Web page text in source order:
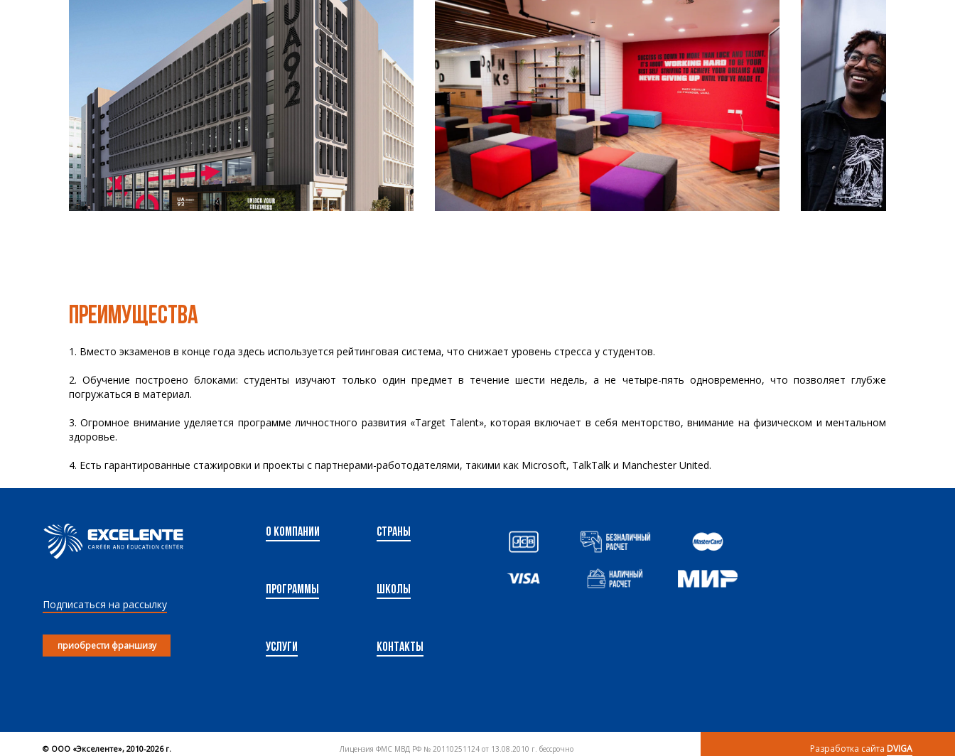
ПРЕИМУЩЕСТВА
1. Вместо экзаменов в конце года здесь используется рейтинговая система, что снижает уровень стресса у студентов.
2. Обучение построено блоками: студенты изучают только один предмет в течение шести недель, а не четыре-пять одновременно, что позволяет глубже
погружаться в материал.
3. Огромное внимание уделяется программе личностного развития «Target Talent», которая включает в себя менторство, внимание на физическом и ментальном
здоровье.
4. Есть гарантированные стажировки и проекты с партнерами-работодателями, такими как Microsoft, TalkTalk и Manchester United.
Подписаться на рассылку
приобрести франшизу
О компании
Программы
Услуги
Страны
Школы
Контакты
© OOO «Экселенте», 2010-2026 г. Лицензия ФМС МВД РФ № 20110251124 от 13.08.2010 г. бессрочно Разработка сайта DVIGA